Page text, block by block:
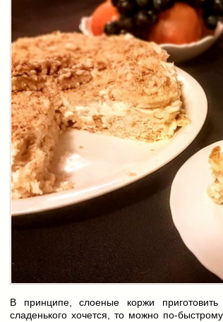
В принципе, слоеные коржи
сладенького хочется, то можно по-